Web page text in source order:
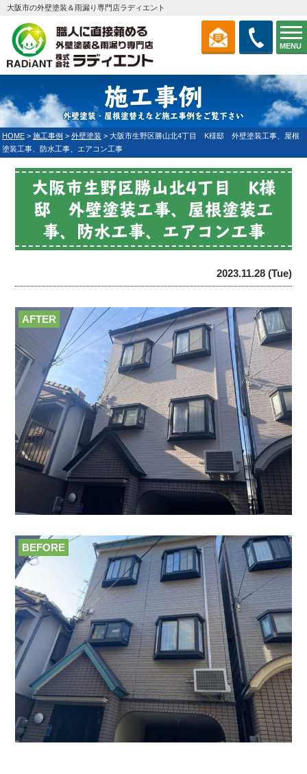
MENU
大阪市の外壁塗装＆雨漏り専門店ラディエント
施工事例
外壁塗装・屋根塗替えなど施工事例をご覧下さい
HOME > 施工事例 > 外壁塗装 > 大阪市生野区勝山北4丁目 K様邸 外壁塗装工事、屋根
塗装工事、防水工事、エアコン工事
大阪市生野区勝山北4丁目 K様
邸 外壁塗装工事、屋根塗装工
事、防水工事、エアコン工事
2023.11.28 (Tue)
AFTER
BEFORE